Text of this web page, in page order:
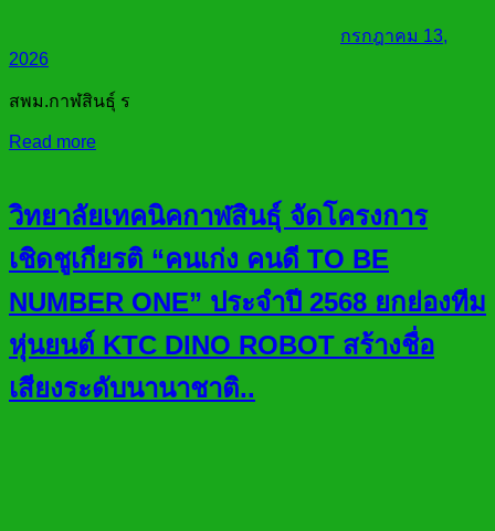
กรกฎาคม 13,
2026
สพม.กาฬสินธุ์ ร
Read more
วิทยาลัยเทคนิคกาฬสินธุ์ จัดโครงการ
เชิดชูเกียรติ “คนเก่ง คนดี TO BE
NUMBER ONE” ประจำปี 2568 ยกย่องทีม
หุ่นยนต์ KTC DINO ROBOT สร้างชื่อ
เสียงระดับนานาชาติ..